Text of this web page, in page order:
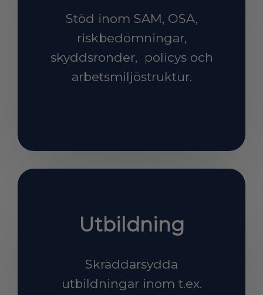
Stöd inom SAM, OSA,
riskbedömningar,
skyddsronder, policys och
arbetsmiljöstruktur.
Utbildning
Skräddarsydda
utbildningar inom t.ex.